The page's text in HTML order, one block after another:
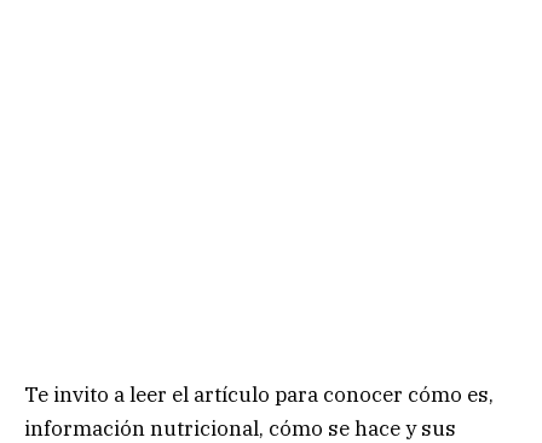
Te invito a leer el artículo para conocer cómo es,
información nutricional, cómo se hace y sus